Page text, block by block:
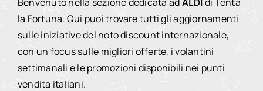
la Fortuna. Qui puoi trovare tutti gli aggiornamenti
sulle iniziative del noto discount internazionale,
con un focus sulle migliori offerte, i volantini
settimanali e le promozioni disponibili nei punti
vendita italiani.